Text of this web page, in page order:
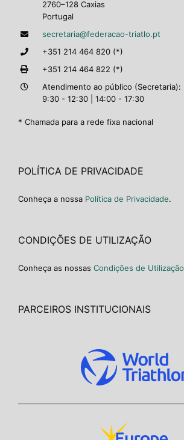
2760–128 Caxias
Portugal
secretaria@federacao-triatlo.pt
+351 214 464 820 (*)
+351 214 464 822 (*)
Atendimento ao público (Secretaria):
9:30 - 12:30 | 14:00 - 17:30
* Chamada para a rede fixa nacional
POLÍTICA DE PRIVACIDADE
Conheça a nossa Política de Privacidade.
CONDIÇÕES DE UTILIZAÇÃO
Conheça as nossas Condições de Utilização
PARCEIROS INSTITUCIONAIS